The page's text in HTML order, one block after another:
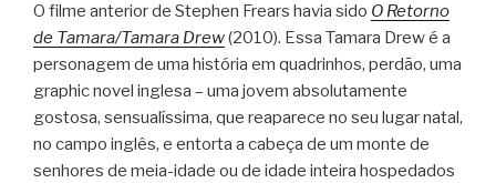
O filme anterior de Stephen Frears havia sido O Retorno
de Tamara/Tamara Drew(2010). Essa Tamara Drew é a
personagem de uma história em quadrinhos, perdão, uma
graphic novel inglesa – uma jovem absolutamente
gostosa, sensualíssima, que reaparece no seu lugar natal,
no campo inglês, e entorta a cabeça de um monte de
senhores de meia-idade ou de idade inteira hospedados